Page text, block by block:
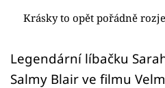
Přihlášení
Sledujte nás
Krásky to opět pořádně
Legendární líbačku
Salmy Blair ve filmu